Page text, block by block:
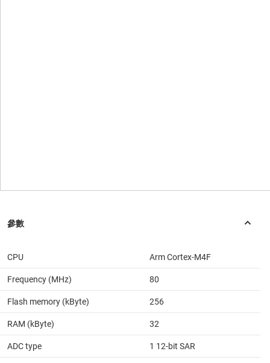
CPU Arm Cortex-M4F
Frequency (MHz) 80
Flash memory (kByte) 256
RAM (kByte) 32
ADC type 1 12-bit SAR